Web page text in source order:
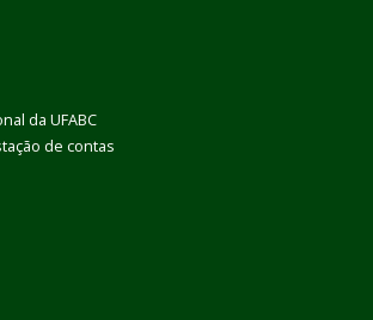
da UFABC
de contas